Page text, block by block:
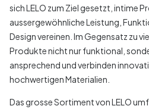
sich LELO zum Ziel gesetzt, intime
aussergewöhnliche Leistung,
Design vereinen. Im Gegensatz zu
Produkte nicht nur funktional,
ansprechend und verbinden
hochwertigen Materialien.
Das grosse Sortiment von LELO